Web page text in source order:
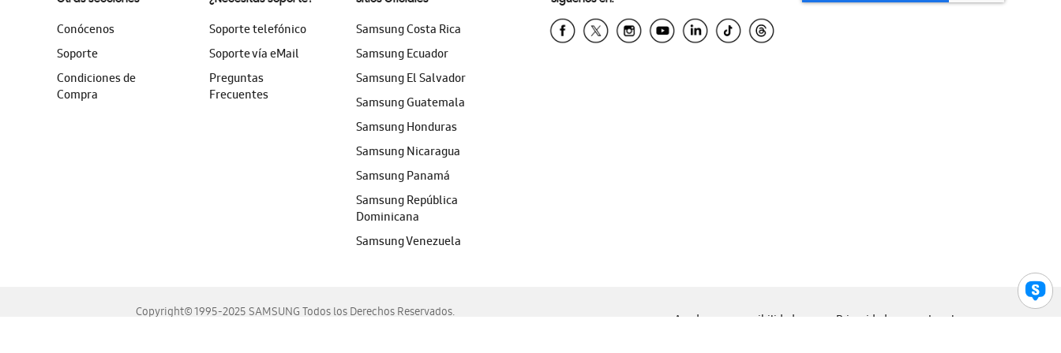
Conócenos
Soporte
Condiciones de
Compra
Soporte telefónico
Soporte vía eMail
Preguntas
Frecuentes
Samsung Costa Rica
Samsung Ecuador
Samsung El Salvador
Samsung Guatemala
Samsung Honduras
Samsung Nicaragua
Samsung Panamá
Samsung República
Dominicana
Samsung Venezuela
Copyright© 1995-2025 SAMSUNG Todos los Derechos Reservados.
Ayuda para accesibilidad Privacidad Legal